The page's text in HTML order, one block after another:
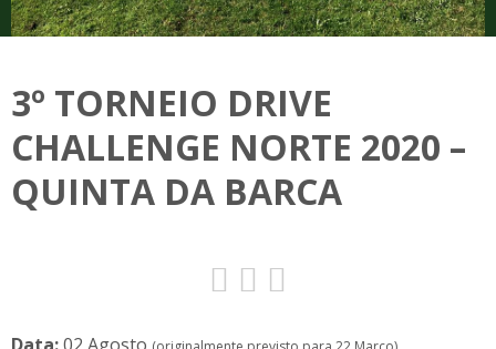
3º TORNEIO DRIVE
CHALLENGE NORTE 2020 –
QUINTA DA BARCA